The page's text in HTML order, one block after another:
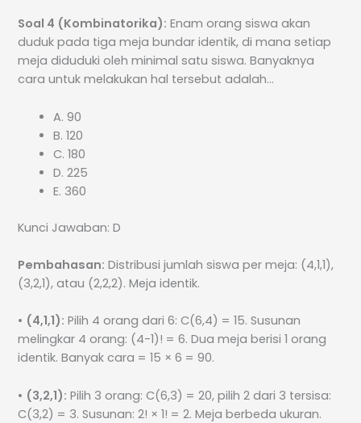
Soal 4 (Kombinatorika): Enam orang siswa akan
duduk pada tiga meja bundar identik, di mana setiap
meja diduduki oleh minimal satu siswa. Banyaknya
cara untuk melakukan hal tersebut adalah…
A. 90
B. 120
C. 180
D. 225
E. 360
Kunci Jawaban: D
Pembahasan: Distribusi jumlah siswa per meja: (4,1,1),
(3,2,1), atau (2,2,2). Meja identik.
• (4,1,1): Pilih 4 orang dari 6: C(6,4) = 15. Susunan
melingkar 4 orang: (4-1)! = 6. Dua meja berisi 1 orang
identik. Banyak cara = 15 × 6 = 90.
• (3,2,1): Pilih 3 orang: C(6,3) = 20, pilih 2 dari 3 tersisa:
C(3,2) = 3. Susunan: 2! × 1! = 2. Meja berbeda ukuran.